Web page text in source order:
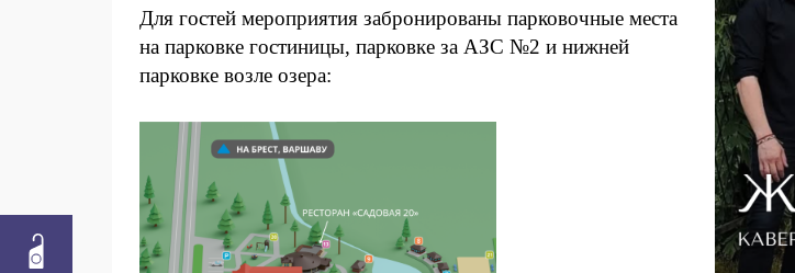
Для гостей мероприятия забронированы парковочные места
на парковке гостиницы, парковке за АЗС №2 и нижней
парковке возле озера: